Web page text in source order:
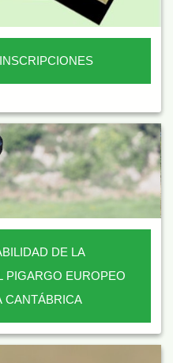
DE LA
PIGARGO EUROPEO
CANTÁBRICA